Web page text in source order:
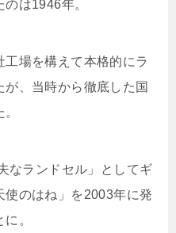
は1946年。
場を構えて本格的にラ
、当時から徹底した国
なランドセル」としてギ
使のはね」を2003年に発
。